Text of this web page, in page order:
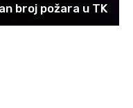
broj požara u TK